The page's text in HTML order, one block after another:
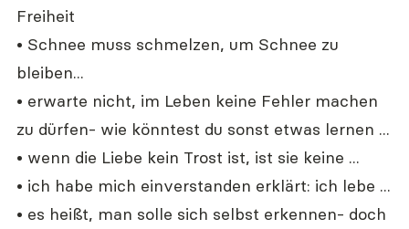
Freiheit
• Schnee muss schmelzen, um Schnee zu
bleiben...
• erwarte nicht, im Leben keine Fehler machen
zu dürfen- wie könntest du sonst etwas lernen ...
• wenn die Liebe kein Trost ist, ist sie keine ...
• ich habe mich einverstanden erklärt: ich lebe ...
• es heißt, man solle sich selbst erkennen- doch